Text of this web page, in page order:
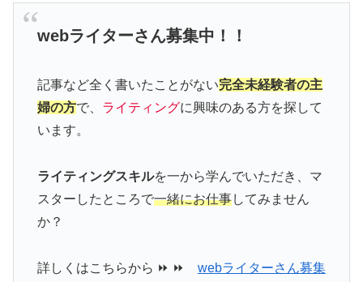
webライターさん募集中！！
記事など全く書いたことがない完全未経験者の主
婦の方で、 ライティングに興味のある方を探して
います。
ライティングスキルを一から学んでいただき、マ
スターしたところで一緒にお仕事してみません
か？
詳しくはこちらから ⏩ ⏩ webライターさん募集